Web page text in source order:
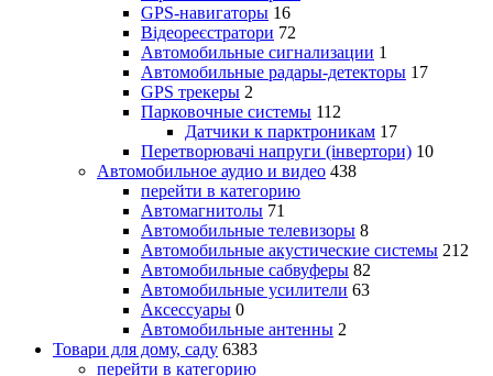
GPS-навигаторы 16
Відеореєстратори 72
Автомобильные сигнализации 1
Автомобильные радары-детекторы 17
GPS трекеры 2
Парковочные системы 112
Датчики к парктроникам 17
Перетворювачі напруги (інвертори) 10
Автомобильное аудио и видео 438
перейти в категорию
Автомагнитолы 71
Автомобильные телевизоры 8
Автомобильные акустические системы 212
Автомобильные сабвуферы 82
Автомобильные усилители 63
Аксессуары 0
Автомобильные антенны 2
Товари для дому, саду 6383
перейти в категорию